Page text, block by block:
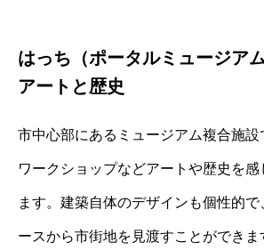
はっち（ポータルミュージア
アートと歴史
市中心部にあるミュージアム複合施
ワークショップなどアートや歴史を感
ます。建築自体のデザインも個性的
ースから市街地を見渡すことができ